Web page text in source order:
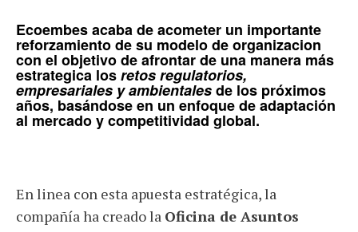
Ecoembesacaba de acometer un importante
reforzamiento de su modelo de organizacion
con el objetivo de afrontar de una manera más
estrategica losretos regulatorios,
empresariales y ambientalesde los próximos
años, basándose en un enfoque de adaptación
al mercado y competitividad global.
En linea con esta apuesta estratégica, la
compañía ha creado la Oficina de Asuntos